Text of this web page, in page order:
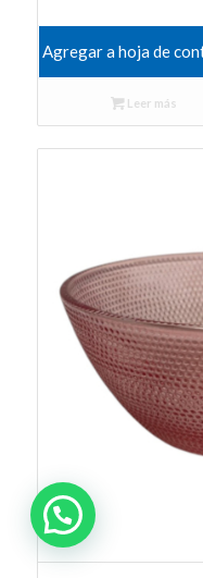
Agregar a hoja de
Leer más